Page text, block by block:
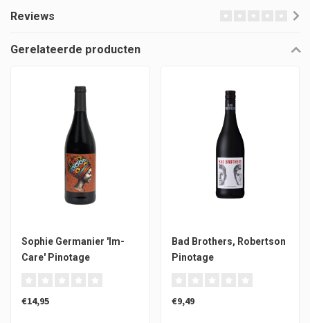
Reviews
Gerelateerde producten
Sophie Germanier 'Im-
Care' Pinotage
€14,95
Bad Brothers, Robertson
Pinotage
€9,49